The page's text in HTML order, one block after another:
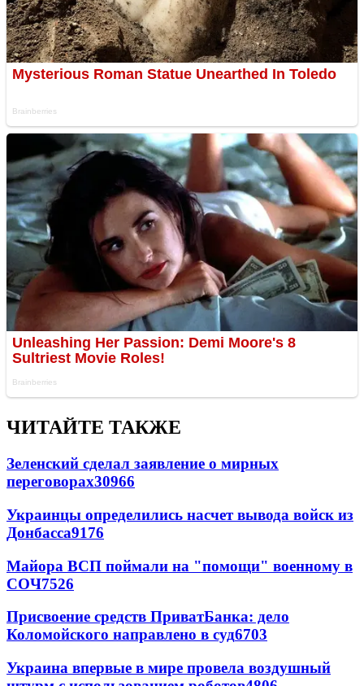
ЧИТАЙТЕ ТАКЖЕ
Зеленский сделал заявление о мирных
переговорах30966
Украинцы определились насчет вывода войск из
Донбасса9176
Майора ВСП поймали на "помощи" военному в
СОЧ7526
Присвоение средств ПриватБанка: дело
Коломойского направлено в суд6703
Украина впервые в мире провела воздушный